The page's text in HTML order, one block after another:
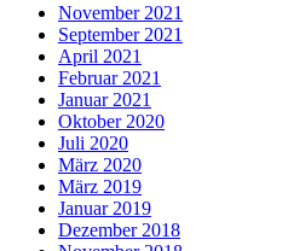
November 2021
September 2021
April 2021
Februar 2021
Januar 2021
Oktober 2020
Juli 2020
März 2020
März 2019
Januar 2019
Dezember 2018